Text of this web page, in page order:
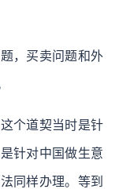
，买卖问题和外
个道契当时是针
针对中国做生意
同样办理。等到